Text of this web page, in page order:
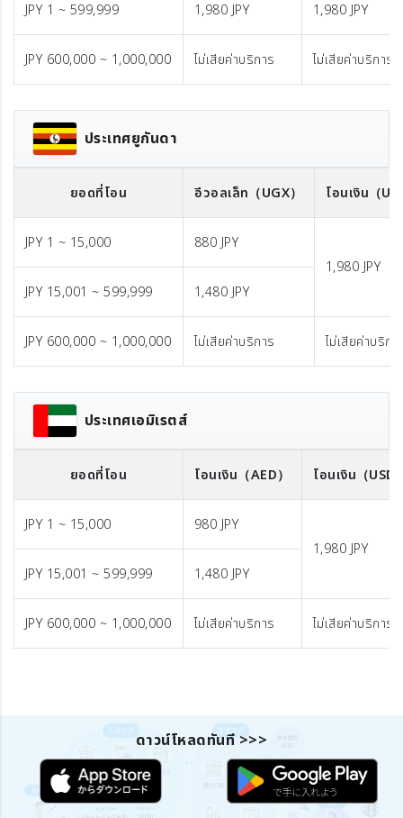
JPY 1 ~ 599,999 1,980 JPY 1,980 JPY
JPY 600,000 ~ 1,000,000 ไม่เสียค่าบริการ ไม่เสียค่าบริการ
ประเทศยูกันดา
ยอดที่โอน อีวอลเล็ท （UGX） โอนเงิน （
JPY 1 ~ 15,000
880 JPY
1,980 JPY
JPY 15,001 ~ 599,999
1,480 JPY
JPY 600,000 ~ 1,000,000 ไม่เสียค่าบริการ ไม่เสียค่าบริกา
ประเทศเอมิเรตส์
ยอดที่โอน โอนเงิน （AED） โอนเงิน （
JPY 1 ~ 15,000
980 JPY
1,980 JPY
JPY 15,001 ~ 599,999
1,480 JPY
JPY 600,000 ~ 1,000,000 ไม่เสียค่าบริการ ไม่เสียค่าบริการ
ดาวน์โหลดทันที >>>